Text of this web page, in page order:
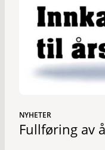
NYHETER
Fullføring av